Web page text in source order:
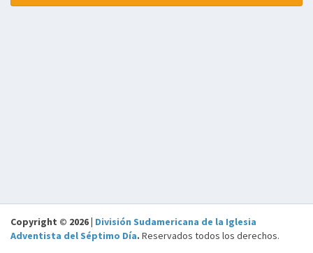
Copyright © 2026 | División Sudamericana de la Iglesia
Adventista del Séptimo Día. Reservados todos los derechos.